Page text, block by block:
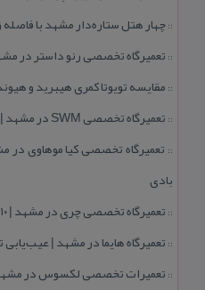
::چهار هتل‌ ستاره‌دار مشهد با فاصله زیر 5 دقیقه
:: تعمیرگاه تخصصی رنو داستر در مشهد | ۱۰ سال تجربه و
:: مقایسه تویوتا كمری هیبرید و
:: تعمیرگاه تخصصی SWM در مشهد | تعمیر موتور، گیربكس و عیب‌یابی برق
:: تعمیرگاه تخصصی كیا موهاوی در
بادی
:: تعمیرگاه تخصصی چری در مشهد | ۱۰ سال تجربه و امداد خودرو
::تعمیرگاه هایما در مشهد |
:: تعمیرات تخصصی لكسوس در